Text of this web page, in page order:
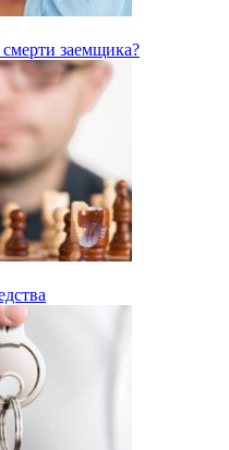
заемщика?